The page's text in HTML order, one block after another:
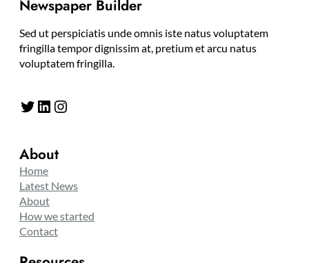
Newspaper Builder
Sed ut perspiciatis unde omnis iste natus voluptatem
fringilla tempor dignissim at, pretium et arcu natus
voluptatem fringilla.
Twitter LinkedIn Instagram
About
Home
Latest News
About
How we started
Contact